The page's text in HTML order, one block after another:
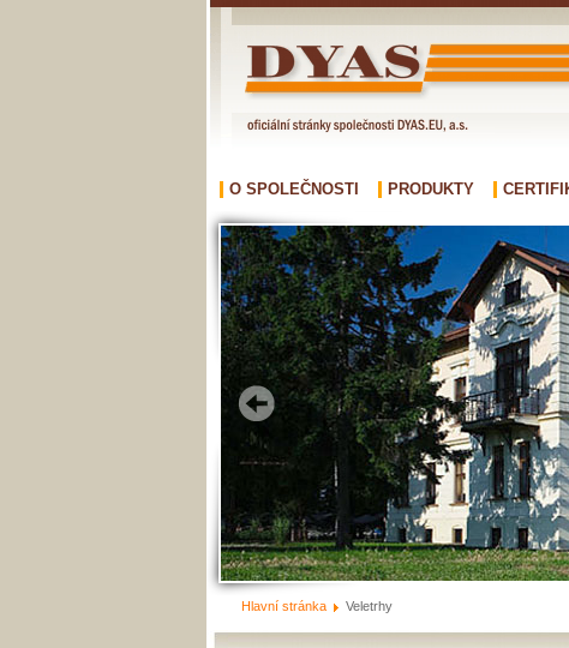
O SPOLEČNOSTI PRODUKTY
Hlavní stránka Veletrhy